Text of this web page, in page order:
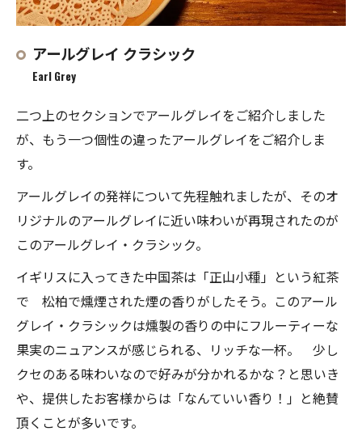
アールグレイ クラシック
Earl Grey
二つ上のセクションでアールグレイをご紹介しました
が、もう一つ個性の違ったアールグレイをご紹介しま
す。
アールグレイの発祥について先程触れましたが、そのオ
リジナルのアールグレイに近い味わいが再現されたのが
このアールグレイ・クラシック。
イギリスに入ってきた中国茶は「正山小種」という紅茶
で 松柏で燻煙された煙の香りがしたそう。このアール
グレイ・クラシックは燻製の香りの中にフルーティーな
果実のニュアンスが感じられる、リッチな一杯。 少し
クセのある味わいなので好みが分かれるかな？と思いき
や、提供したお客様からは「なんていい香り！」と絶賛
頂くことが多いです。